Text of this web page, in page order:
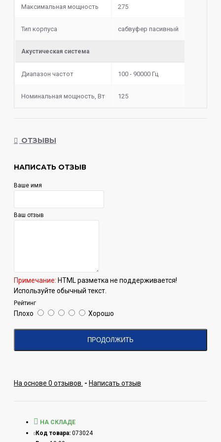
Максимальная мощность 275
Тип корпуса сабвуфер пасивный
Акустическая система
Диапазон частот 100 - 90000 Гц
Номинальная мощность, Вт 125
ОТЗЫВЫ
НАПИСАТЬ ОТЗЫВ
Ваше имя
Ваш отзыв
Примечание: HTML разметка не поддерживается!
Используйте обычный текст.
Рейтинг
Плохо Хорошо
ПРОДОЛЖИТЬ
На основе 0 отзывов. - Написать отзыв
НА СКЛАДЕ
Код товара: 073024